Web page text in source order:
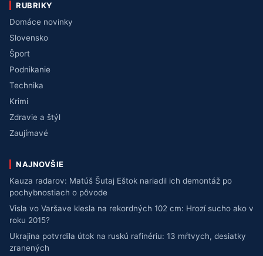
RUBRIKY
Domáce novinky
Slovensko
Šport
Podnikanie
Technika
Krimi
Zdravie a štýl
Zaujímavé
NAJNOVŠIE
Kauza radarov: Matúš Šutaj Eštok nariadil ich demontáž po
pochybnostiach o pôvode
Visla vo Varšave klesla na rekordných 102 cm: Hrozí sucho ako v
roku 2015?
Ukrajina potvrdila útok na ruskú rafinériu: 13 mŕtvych, desiatky
zranených